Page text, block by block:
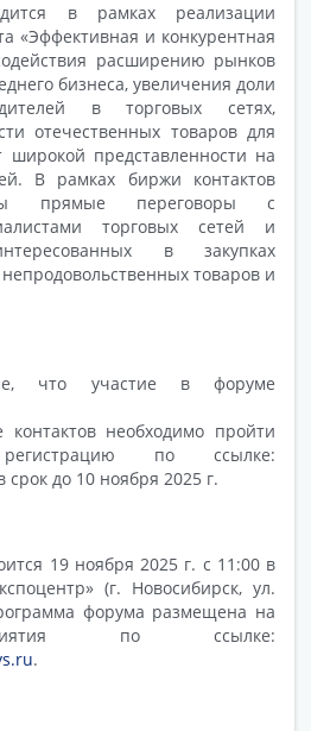
в рамках реализации
«Эффективная и конкурентная
расширению рынков
бизнеса, увеличения доли
в торговых сетях,
отечественных товаров для
широкой представленности на
В рамках биржи контактов
прямые переговоры с
торговых сетей и
в закупках
товаров и
что участие в форуме
необходимо пройти
регистрацию по ссылке:
срок до 10 ноября 2025 г.
19 ноября 2025 г. с 11:00 в
(г. Новосибирск, ул.
форума размещена на
по ссылке:
.